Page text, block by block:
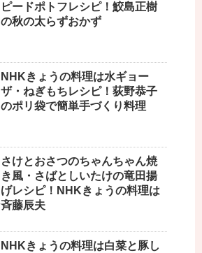
ピードポトフレシピ！鮫島正樹
の秋の太らずおかず
NHKきょうの料理は水ギョー
ザ・ねぎもちレシピ！荻野恭子
のポリ袋で簡単手づくり料理
さけとおさつのちゃんちゃん焼
き風・さばとしいたけの竜田揚
げレシピ！NHKきょうの料理は
斉藤辰夫
NHKきょうの料理は白菜と豚し